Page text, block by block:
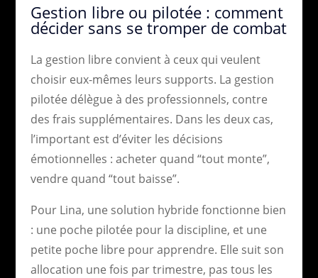
Gestion libre ou pilotée : comment
décider sans se tromper de combat
La gestion libre convient à ceux qui veulent
choisir eux-mêmes leurs supports. La gestion
pilotée délègue à des professionnels, contre
des frais supplémentaires. Dans les deux cas,
l’important est d’éviter les décisions
émotionnelles : acheter quand “tout monte”,
vendre quand “tout baisse”.
Pour Lina, une solution hybride fonctionne bien
: une poche pilotée pour la discipline, et une
petite poche libre pour apprendre. Elle suit son
allocation une fois par trimestre, pas tous les